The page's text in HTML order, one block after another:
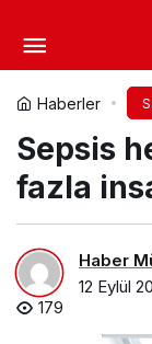
Haberler
Sepsis
fazla
Haber
12 Eylül
179